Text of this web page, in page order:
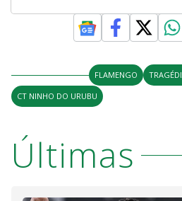
FLAMENGO
CT NINHO DO URUBU
Últimas